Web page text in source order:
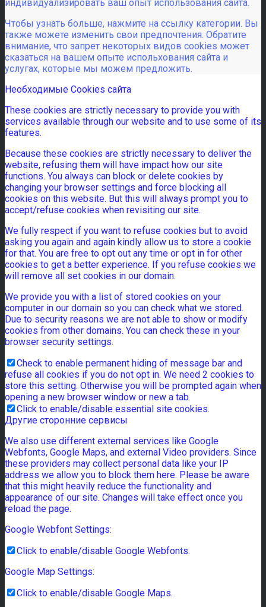
индивидуализировать ваш опыт использования сайта.
Чтобы узнать больше, нажмите на ссылку категории. Вы
также можете изменить свои предпочтения. Обратите
внимание, что запрет некоторых видов cookies может
сказаться на вашем опыте испольхования сайта и
услугах, которые мы можем предложить.
Необходимые Cookies сайта
These cookies are strictly necessary to provide you with
services available through our website and to use some of its
features.
Because these cookies are strictly necessary to deliver the
website, refusing them will have impact how our site
functions. You always can block or delete cookies by
changing your browser settings and force blocking all
cookies on this website. But this will always prompt you to
accept/refuse cookies when revisiting our site.
We fully respect if you want to refuse cookies but to avoid
asking you again and again kindly allow us to store a cookie
for that. You are free to opt out any time or opt in for other
cookies to get a better experience. If you refuse cookies we
will remove all set cookies in our domain.
We provide you with a list of stored cookies on your
computer in our domain so you can check what we stored.
Due to security reasons we are not able to show or modify
cookies from other domains. You can check these in your
browser security settings.
Check to enable permanent hiding of message bar and
refuse all cookies if you do not opt in. We need 2 cookies to
store this setting. Otherwise you will be prompted again when
opening a new browser window or new a tab.
Click to enable/disable essential site cookies.
Другие сторонние сервисы
We also use different external services like Google
Webfonts, Google Maps, and external Video providers. Since
these providers may collect personal data like your IP
address we allow you to block them here. Please be aware
that this might heavily reduce the functionality and
appearance of our site. Changes will take effect once you
reload the page.
Google Webfont Settings:
Click to enable/disable Google Webfonts.
Google Map Settings:
Click to enable/disable Google Maps.